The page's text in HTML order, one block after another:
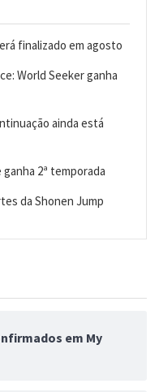
finalizado em agosto
World Seeker ganha
ainda está
ganha 2ª temporada
da Shonen Jump
em My